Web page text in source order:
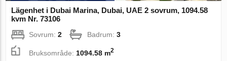
Lägenhet i Dubai Marina, Dubai, UAE 2 sovrum, 1094.58
kvm Nr. 73106
Sovrum:2 Badrum:3
Bruksområde: 1094.58 m2